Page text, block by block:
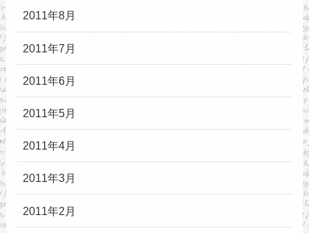
2011年8月
2011年7月
2011年6月
2011年5月
2011年4月
2011年3月
2011年2月